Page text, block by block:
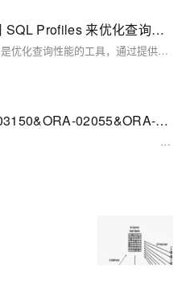
如何在 Oracle 中配置和使用 SQL Profiles 来优化查询性能？
在 Oracle 数据库中，SQL Profiles 是优化查询性能的工具，通过提供额外统计信息帮助生成更有效的执行计划。配置和使用步骤包括：1. 启用自动 SQL 调优；2. 手动创建 SQL Profile，涉及收集、执行调优任务、查看报告及应用建议；3. 验证效果；4. 使用 `DBA_SQL_PROFILES` 视图管理 Profile。
ORACLE SQL优化之ORA-03150&ORA-02055&ORA-02063
>